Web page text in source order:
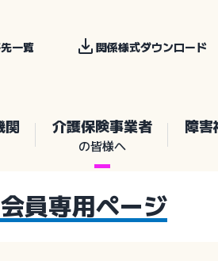
一覧 関係様式ダウンロード
関 介護保険事業者
の皆様へ
障害
員専用ページ